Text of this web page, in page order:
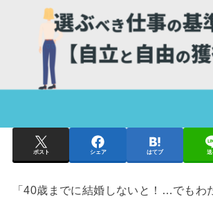
ポスト シェア はてブ 送
「40歳までに結婚しないと！…でもわ